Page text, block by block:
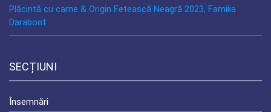
Plăcintă cu carne & Origin Fetească Neagră 2023, Familia
Darabont
SECȚIUNI
Însemnări